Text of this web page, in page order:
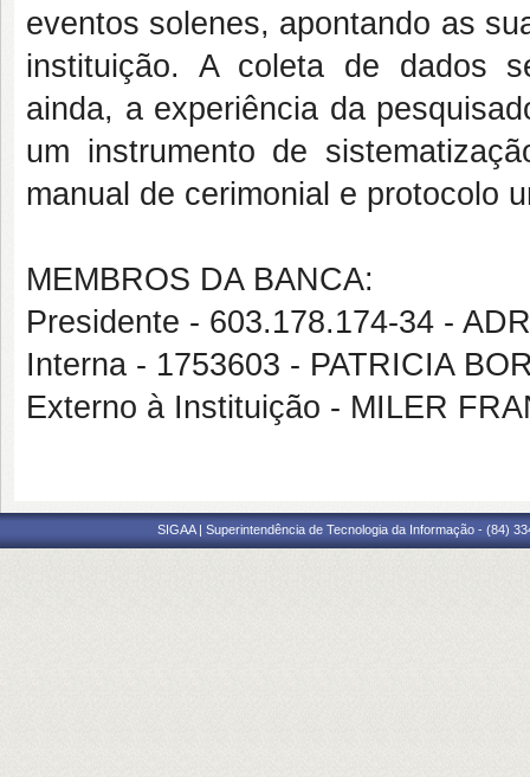
eventos solenes, apontando as
instituição. A coleta de dados
ainda, a experiência da
um instrumento de
manual de cerimonial e protocolo
MEMBROS DA BANCA:
Presidente - 603.178.174-34 -
Interna - 1753603 - PATRICIA
Externo à Instituição - MILER
SIGAA | Superintendência de Tecnologia da Informação - (84)